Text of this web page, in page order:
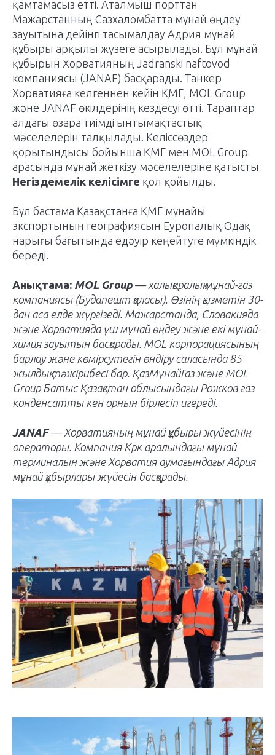
қамтамасыз етті. Аталмыш порттан
Мажарстанның Сазхаломбатта мұнай өңдеу
зауытына дейінгі тасымалдау Адрия мұнай
құбыры арқылы жүзеге асырылады. Бұл мұнай
құбырын Хорватияның Jadranski naftovod
компаниясы (JANAF) басқарады. Танкер
Хорватияға келгеннен кейін ҚМГ, MOL Group
және JANAF өкілдерінің кездесуі өтті. Тараптар
алдағы өзара тиімді ынтымақтастық
мәселелерін талқылады. Келіссөздер
қорытындысы бойынша ҚМГ мен MOL Group
арасында мұнай жеткізу мәселелеріне қатысты
Негіздемелік келісімге қол қойылды.
Бұл бастама Қазақстанға ҚМГ мұнайы
экспортының географиясын Еуропалық Одақ
нарығы бағытында едәуір кеңейтуге мүмкіндік
береді.
Анықтама: MOL Group — халықаралық мұнай-газ
компаниясы (Будапешт қаласы). Өзінің қызметін 30-
дан аса елде жүргізеді. Мажарстанда, Словакияда
және Хорватияда үш мұнай өңдеу және екі мұнай-
химия зауытын басқарады. MOL корпорациясының
барлау және көмірсутегін өндіру саласында 85
жылдық тәжірибесі бар. ҚазМұнайГаз және MOL
Group Батыс Қазақстан облысындағы Рожков газ
конденсатты кен орнын бірлесіп игереді.
JANAF— Хорватияның мұнай құбыры жүйесінің
операторы. Компания Крк аралындағы мұнай
терминалын және Хорватия аумағындағы Адрия
мұнай құбырлары жүйесін басқарады.